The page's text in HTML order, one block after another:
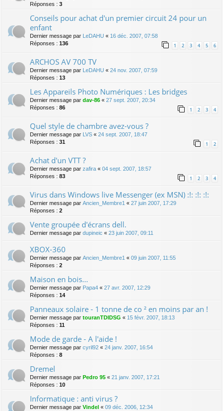
Réponses : 3
Conseils pour achat d'un premier circuit 24 pour un
enfant
Dernier message par LeDAHU « 16 déc. 2007, 07:58
Réponses : 136 1 2 3 4 5 6
ARCHOS AV 700 TV
Dernier message par LeDAHU « 24 nov. 2007, 07:59
Réponses : 13
Les Appareils Photo Numériques : Les bridges
Dernier message par dav-86 « 27 sept. 2007, 20:34
Réponses : 86 1 2 3 4
Quel style de chambre avez-vous ?
Dernier message par LVS « 24 sept. 2007, 18:47
Réponses : 31 1 2
Achat d'un VTT ?
Dernier message par zafira « 04 sept. 2007, 18:57
Réponses : 83 1 2 3 4
Virus dans Windows live Messenger (ex MSN) :!: :!: :!:
Dernier message par Ancien_Membre1 « 27 juin 2007, 17:29
Réponses : 2
Vente groupée d'écrans dell.
Dernier message par dupineic « 23 juin 2007, 09:11
XBOX-360
Dernier message par Ancien_Membre1 « 09 juin 2007, 11:55
Réponses : 2
Maison en bois...
Dernier message par Papa4 « 27 avr. 2007, 12:29
Réponses : 14
Panneaux solaire - 1 tonne de co ² en moins par an !
Dernier message par touranTDIDSG « 15 févr. 2007, 18:13
Réponses : 11
Mode de garde - A l'aide !
Dernier message par cyril92 « 24 janv. 2007, 16:54
Réponses : 8
Dremel
Dernier message par Pedro 95 « 21 janv. 2007, 17:21
Réponses : 10
Informatique : anti virus ?
Dernier message par Vindel « 09 déc. 2006, 12:34